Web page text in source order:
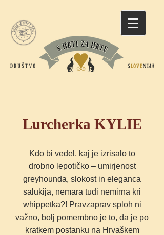
Lurcherka KYLIE
Kdo bi vedel, kaj je izrisalo to
drobno lepotičko – umirjenost
greyhounda, slokost in eleganca
salukija, nemara tudi nemirna kri
whippetka?! Pravzaprav sploh ni
važno, bolj pomembno je to, da je po
kratkem postanku na Hrvaškem